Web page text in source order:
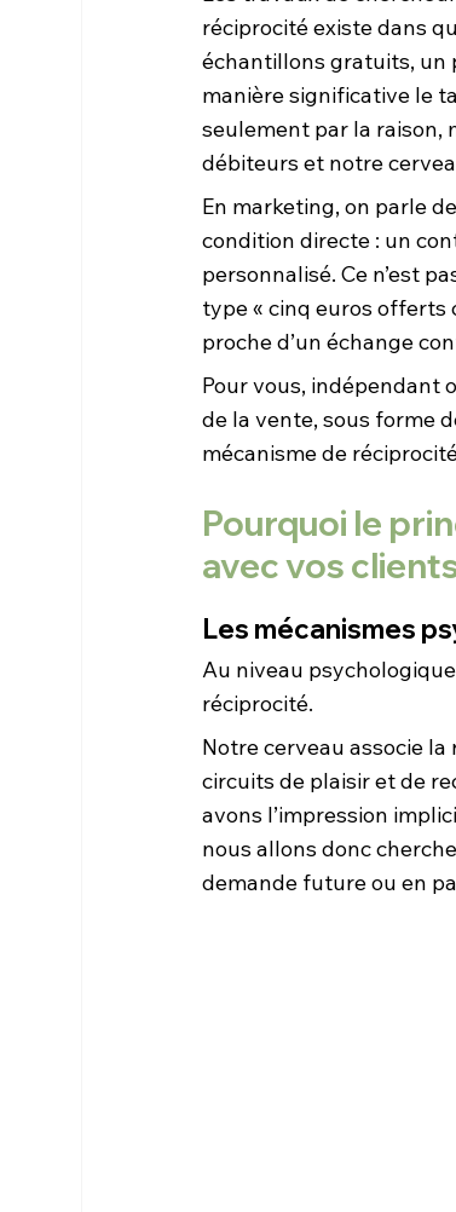
réciprocité existe dans
échantillons gratuits, un
manière significative le
seulement par la raison,
débiteurs et notre
En marketing, on parle
condition directe : un
personnalisé. Ce n’est
type « cinq euros offerts
proche d’un échange
Pour vous, indépendant
de la vente, sous forme
mécanisme de
Pourquoi le
avec vos
Les mécanismes
Au niveau
réciprocité.
Notre cerveau associe la
circuits de plaisir et de
avons l’impression
nous allons donc
demande future ou en